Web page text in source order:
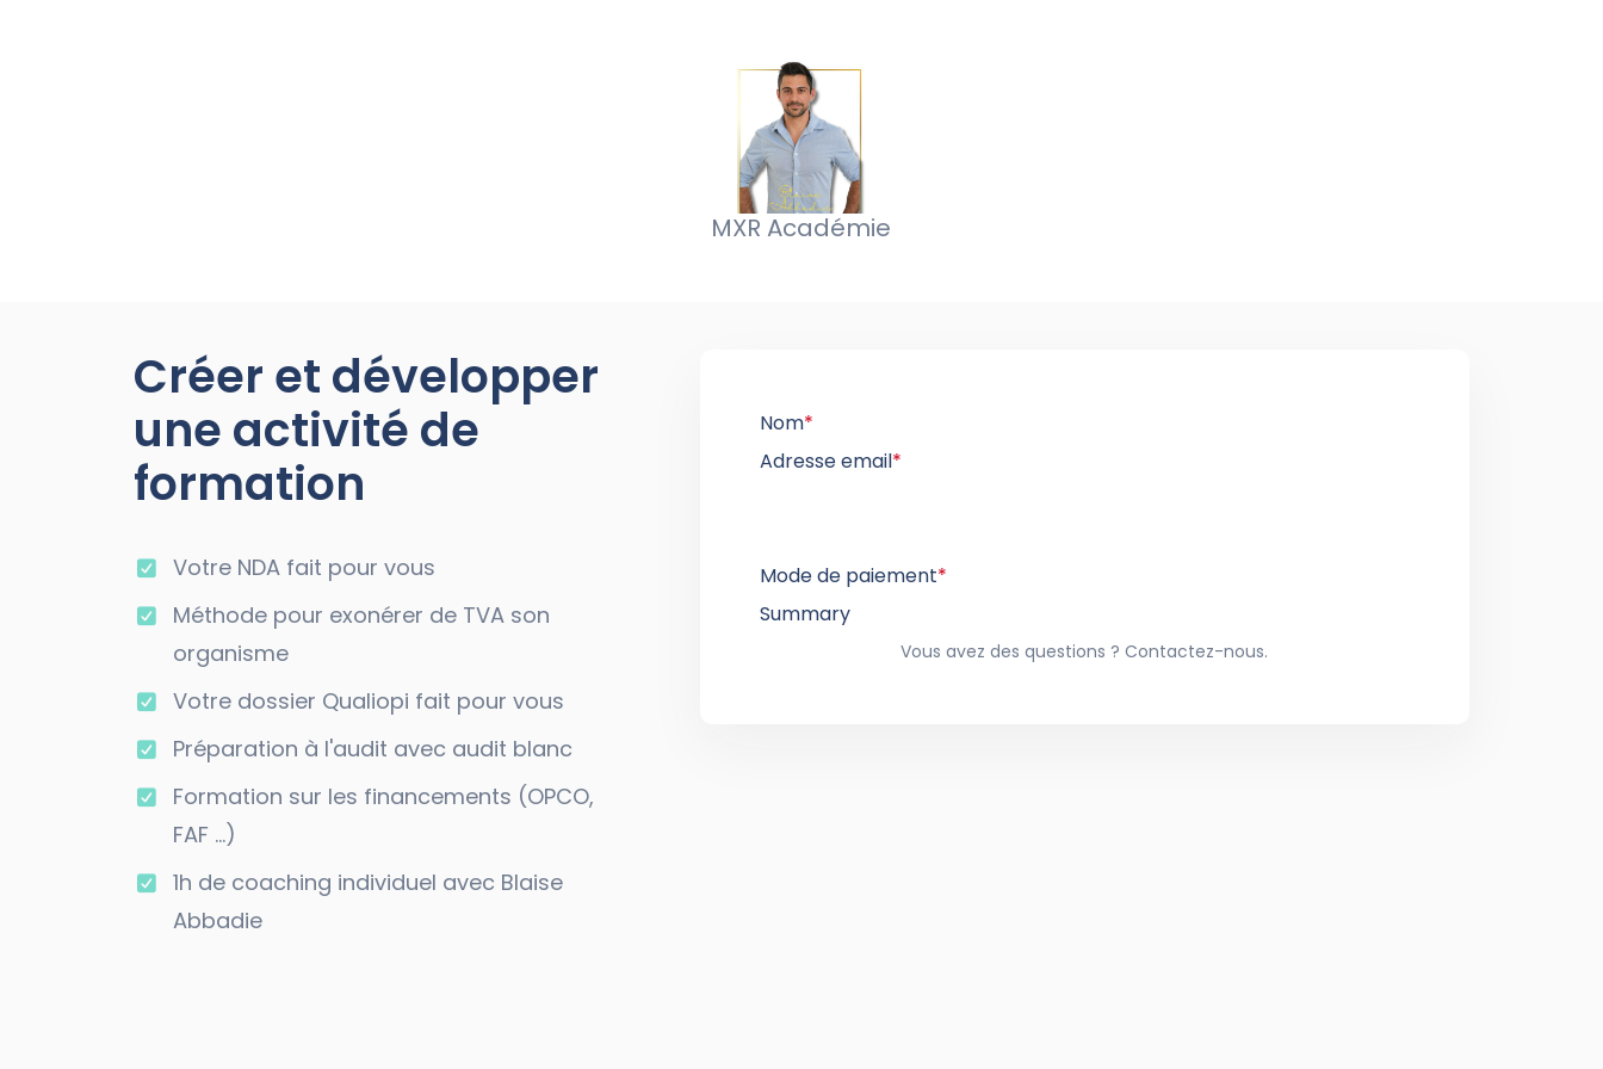
MXR Académie
Créer et développer
une activité de
formation
Votre NDA fait pour vous
Méthode pour exonérer de TVA son
organisme
Votre dossier Qualiopi fait pour vous
Préparation à l'audit avec audit blanc
Formation sur les financements (OPCO,
FAF ...)
1h de coaching individuel avec Blaise
Abbadie
Nom*
Adresse email*
Mode de paiement*
Summary
Vous avez des questions ? Contactez-nous.